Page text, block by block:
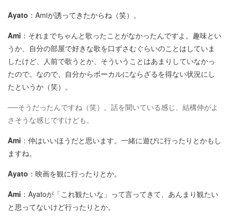
Ayato ：Amiが誘ってきたからね（笑）。
Ami ：それまでちゃんと歌ったことがなかったんですよ。趣味とい
うか、自分の部屋で好きな歌を口ずさむぐらいのことはしていま
したけど、人前で歌うとか、そういうことはあまりしていなかっ
たので。なので、自分からボーカルにならざるを得ない状況にし
たというか（笑）。
──そうだったんですね（笑）。話を聞いている感じ、結構仲がよ
さそうな感じですけども。
Ami ：仲はいいほうだと思います。一緒に遊びに行ったりとかもし
ますね。
Ayato ：映画を観に行ったりとか。
Ami ：Ayatoが「これ観たいな」って言ってきて、あんまり観たい
と思ってないけど行ったりとか。